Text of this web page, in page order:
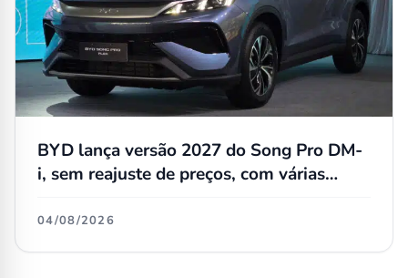
BYD lança versão 2027 do Song Pro DM-
i, sem reajuste de preços, com várias
04/08/2026